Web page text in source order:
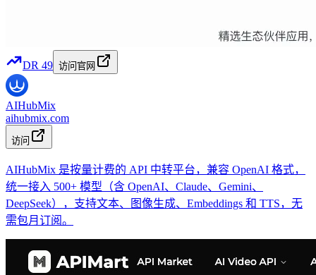
DR 49 访问官网
AIHubMix
aihubmix.com
访问
AIHubMix 是按量计费的 API 中转平台，兼容 OpenAI 格式，
统一接入 500+ 模型（含 OpenAI、Claude、Gemini、
DeepSeek），支持文本、图像生成、Embeddings 和 TTS，无
需包月订阅。